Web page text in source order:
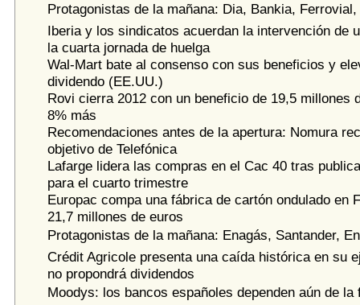
Protagonistas de la mañana: Dia, Bankia,
Iberia y los sindicatos acuerdan la intervención de
la cuarta jornada de huelga
Wal-Mart bate al consenso con sus beneficios y
dividendo (EE.UU.)
Rovi cierra 2012 con un beneficio de 19,5 millones
8% más
Recomendaciones antes de la apertura: Nomura
objetivo de Telefónica
Lafarge lidera las compras en el Cac 40 tras
para el cuarto trimestre
Europac compa una fábrica de cartón ondulado en
21,7 millones de euros
Protagonistas de la mañana: Enagás, Santander,
Crédit Agricole presenta una caída histórica en su
no propondrá dividendos
Moodys: los bancos españoles dependen aún de